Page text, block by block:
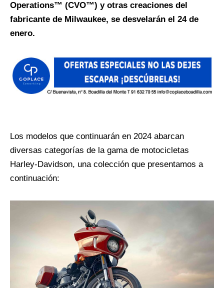
Operations™ (CVO™) y otras creaciones del
fabricante de Milwaukee, se desvelarán el 24 de
enero.
Los modelos que continuarán en 2024 abarcan
diversas categorías de la gama de motocicletas
Harley-Davidson, una colección que presentamos a
continuación: